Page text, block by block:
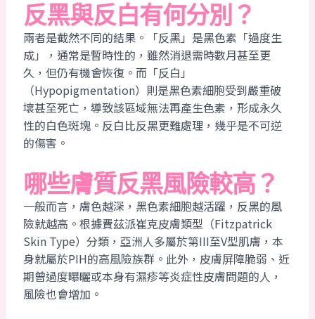
反黑與反白有何分別？
兩者是截然不同的結果。「反黑」是黑色素「過度生
成」，通常是暫時性的，雖然消退需時數月甚至更
久，但仍有機會恢復。而「反白」
（Hypopigmentation）則是黑色素細胞受到嚴重破
壞甚至死亡，導致該區域無法再產生色素，形成永久
性的白色斑塊。反白比反黑更難處理，幾乎是不可逆
的傷害。
哪些膚質反黑風險較高？
一般而言，膚色越深，黑色素細胞越活躍，反黑的風
險就越高。根據費茲派崔克皮膚類型（Fitzpatrick
Skin Type）分類，亞洲人多屬於第III至V型肌膚，本
身就屬於PIH的高風險族群。此外，皮膚屏障脆弱、近
期曾過度曝曬或本身有濕疹等炎症性皮膚問題的人，
風險也會增加。